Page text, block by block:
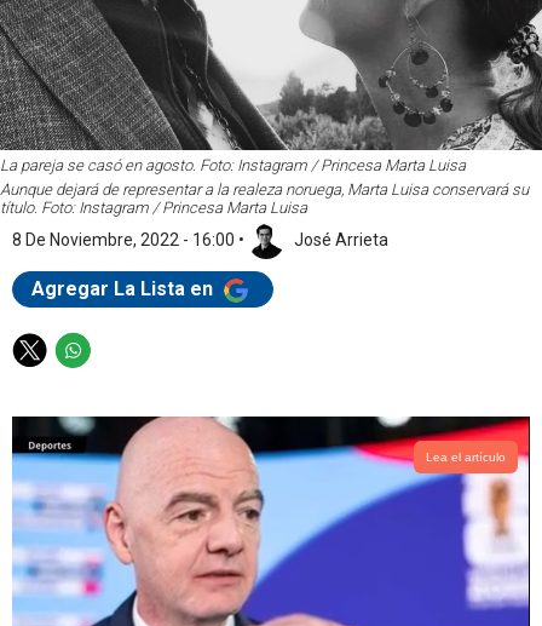
La pareja se casó en agosto. Foto: Instagram / Princesa Marta Luisa
Aunque dejará de representar a la realeza noruega, Marta Luisa conservará su
título. Foto: Instagram / Princesa Marta Luisa
8 De Noviembre, 2022 - 16:00 • José Arrieta
Agregar La Lista en
T
i
t
t
e
r
W
a
t
s
a
p
Lea el artículo